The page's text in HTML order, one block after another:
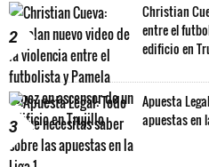
2
Christian
entre el
edificio en
3
Apuesta
apuestas en